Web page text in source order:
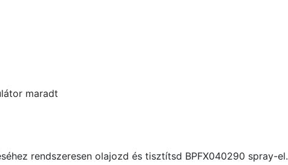
maradt
rendszeresen olajozd és tisztítsd BPFX040290 spray-el.